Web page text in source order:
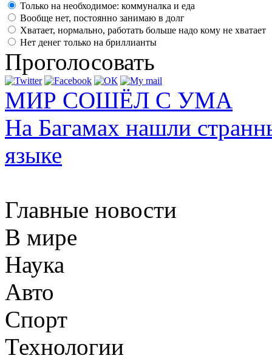
Только на необходимое: коммуналка и еда
Вообще нет, постоянно занимаю в долг
Хватает, нормально, работать больше надо кому не хватает
Нет денег только на бриллианты
Проголосовать
МИР СОШЁЛ С УМА
На Багамах нашли
языке
Главные новости
В мире
Наука
Авто
Спорт
Технологии